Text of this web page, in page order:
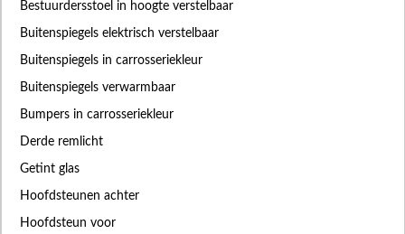
Bestuurdersstoel in hoogte verstelbaar
Buitenspiegels elektrisch verstelbaar
Buitenspiegels in carrosseriekleur
Buitenspiegels verwarmbaar
Bumpers in carrosseriekleur
Derde remlicht
Getint glas
Hoofdsteunen achter
Hoofdsteun voor